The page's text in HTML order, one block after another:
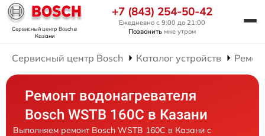
Сервисный центр Boschв
Казани
+7 (843) 254-50-42
Ежедневно с 9:00 до 21:00
Позвонить мне утром
Сервисный центр Bosch Каталог устройств
Ремонт водонагревателя
Bosch WSTB 160C в Казани
Выполняем ремонт Bosch WSTB 160C в Казани с